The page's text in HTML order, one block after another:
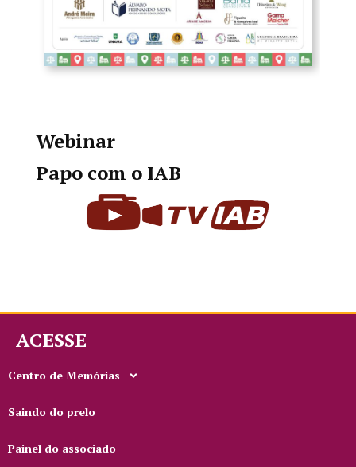
Webinar
Papo com o IAB
ACESSE
Centro de Memórias
Saindo do prelo
Painel do associado